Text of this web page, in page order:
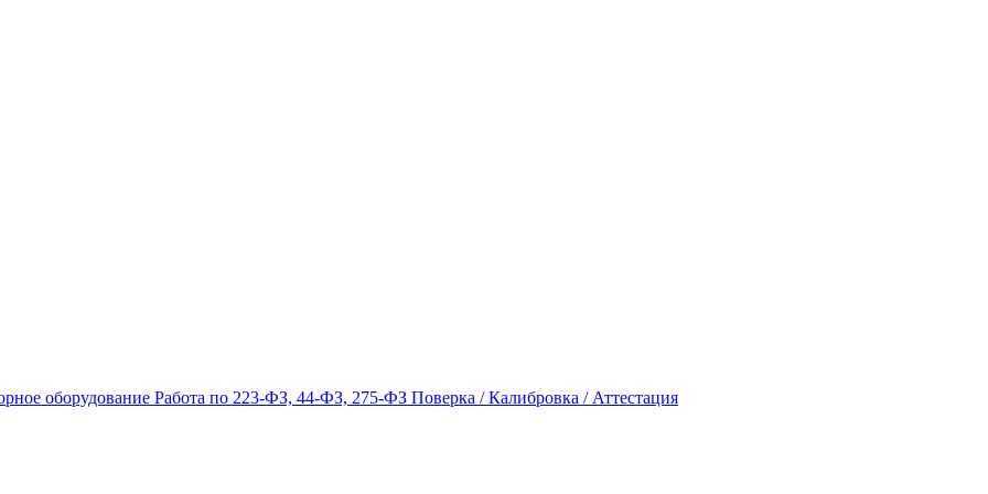
оборудование Работа по 223-ФЗ, 44-ФЗ, 275-ФЗ Поверка / Калибровка / Аттестация